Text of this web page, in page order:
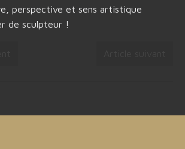
perspective et sens artistique
de sculpteur !